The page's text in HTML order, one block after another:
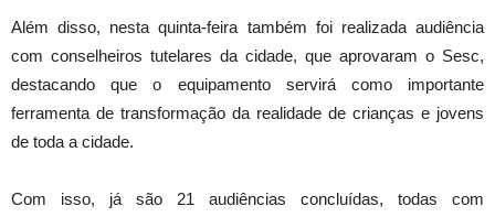
Além disso, nesta quinta-feira também foi realizada audiência
com conselheiros tutelares da cidade, que aprovaram o Sesc,
destacando que o equipamento servirá como importante
ferramenta de transformação da realidade de crianças e jovens
de toda a cidade.
Com isso, já são 21 audiências concluídas, todas com